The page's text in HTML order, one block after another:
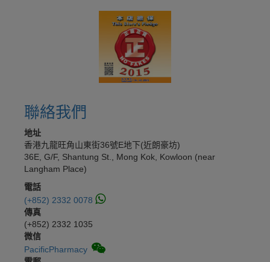
聯絡我們
地址
香港九龍旺角山東街36號E地下(近朗豪坊)
36E, G/F, Shantung St., Mong Kok, Kowloon (near
Langham Place)
電話
(+852) 2332 0078
傳真
(+852) 2332 1035
微信
PacificPharmacy